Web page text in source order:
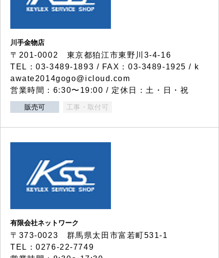
川手金物店
〒201-0002 東京都狛江市東野川3-4-16
TEL：03-3489-1893 / FAX：03-3489-1925 / k
awate2014gogo@icloud.com
営業時間：6:30〜19:00 / 定休日：土・日・祝
販売可 工事・取付可
有限会社ネットワーク
〒373-0023 群馬県太田市富若町531-1
TEL：0276-22-7749